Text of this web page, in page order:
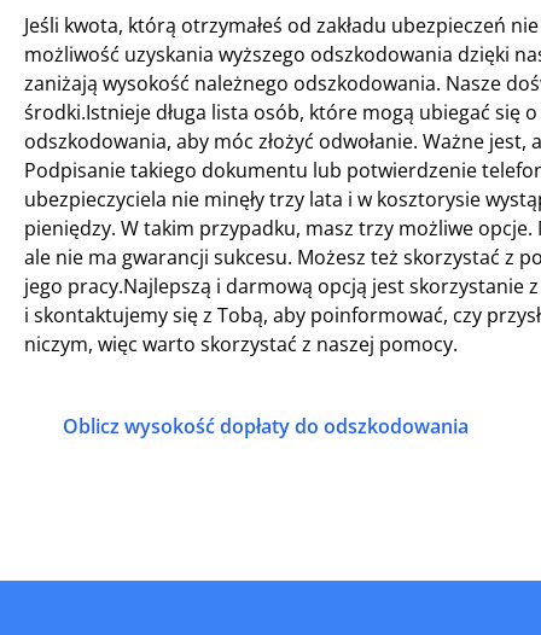
Jeśli kwota, którą otrzymałeś od zakładu ubezpieczeń
możliwość uzyskania wyższego odszkodowania dzięki
zaniżają wysokość należnego odszkodowania. Nasze
środki.Istnieje długa lista osób, które mogą ubiegać się
odszkodowania, aby móc złożyć odwołanie. Ważne
Podpisanie takiego dokumentu lub potwierdzenie
ubezpieczyciela nie minęły trzy lata i w kosztorysie
pieniędzy. W takim przypadku, masz trzy możliwe
ale nie ma gwarancji sukcesu. Możesz też skorzystać z
jego pracy.Najlepszą i darmową opcją jest
i skontaktujemy się z Tobą, aby poinformować, czy
niczym, więc warto skorzystać z naszej pomocy.
Oblicz wysokość dopłaty do odszkodowania